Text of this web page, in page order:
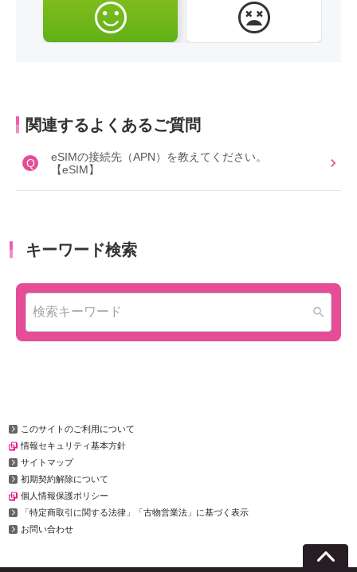
関連するよくあるご質問
Q
eSIMの接続先（APN）を教えてください。
【eSIM】
このサイトのご利用について
情報セキュリティ基本方針
サイトマップ
初期契約解除について
個人情報保護ポリシー
「特定商取引に関する法律」「古物営業法」に基づく表示
お問い合わせ